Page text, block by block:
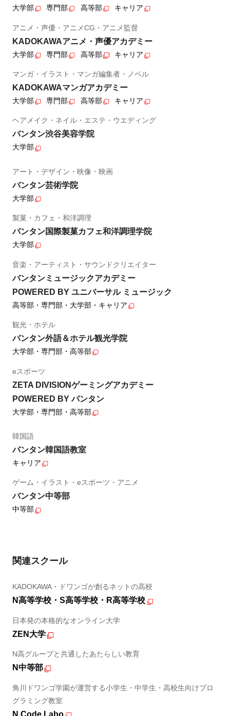
大学部 専門部 高等部 キャリア
アニメ・声優・アニメCG・アニメ監督
KADOKAWAアニメ・声優アカデミー
大学部 専門部 高等部 キャリア
マンガ・イラスト・マンガ編集者・ノベル
KADOKAWAマンガアカデミー
大学部 専門部 高等部 キャリア
ヘアメイク・ネイル・エステ・ウエディング
バンタン渋谷美容学院
大学部
アート・デザイン・映像・映画
バンタン芸術学院
大学部
製菓・カフェ・和洋調理
バンタン国際製菓カフェ和洋調理学院
大学部
音楽・アーティスト・サウンドクリエイター
バンタンミュージックアカデミー
POWERED BY ユニバーサル ミュージック
高等部・専門部・大学部・キャリア
観光・ホテル
バンタン外語＆ホテル観光学院
大学部・専門部・高等部
eスポーツ
ZETA DIVISIONゲーミングアカデミー
POWERED BY バンタン
大学部・専門部・高等部
韓国語
バンタン韓国語教室
キャリア
ゲーム・イラスト・eスポーツ・アニメ
バンタン中等部
中等部
関連スクール
KADOKAWA・ドワンゴが創るネットの高校
N高等学校・S高等学校・R高等学校
日本発の本格的なオンライン大学
ZEN大学
N高グループと共通したあたらしい教育
N中等部
角川ドワンゴ学園が運営する小学生・中学生・高校生向けプロ
グラミング教室
N Code Labo